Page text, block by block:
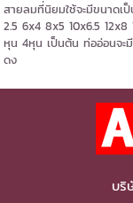
สายลมที่นิยมใช้จะมีขนาด
2.5 6x4 8x5 10x6.5
หุน 4หุน เป็นต้น ท่ออ่อนจะ
ดง
บริ